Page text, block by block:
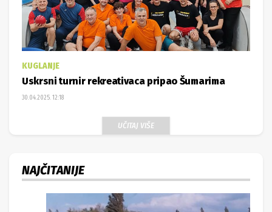
KUGLANJE
Uskrsni turnir rekreativaca pripao Šumarima
30.04.2025. 12:18
UČITAJ VIŠE
NAJČITANIJE